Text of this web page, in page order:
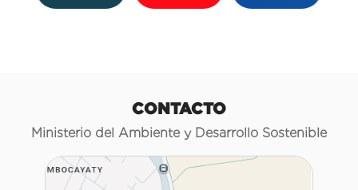
CONTACTO
Ministerio del Ambiente y Desarrollo Sostenible